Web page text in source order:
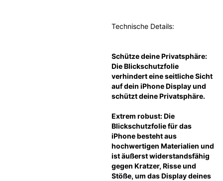
Technische Details:
Schütze deine Privatsphäre:
Die Blickschutzfolie
verhindert eine seitliche Sicht
auf dein iPhone Display und
schützt deine Privatsphäre.
Extrem robust: Die
Blickschutzfolie für das
iPhone besteht aus
hochwertigen Materialien und
ist äußerst widerstandsfähig
gegen Kratzer, Risse und
Stöße, um das Display deines